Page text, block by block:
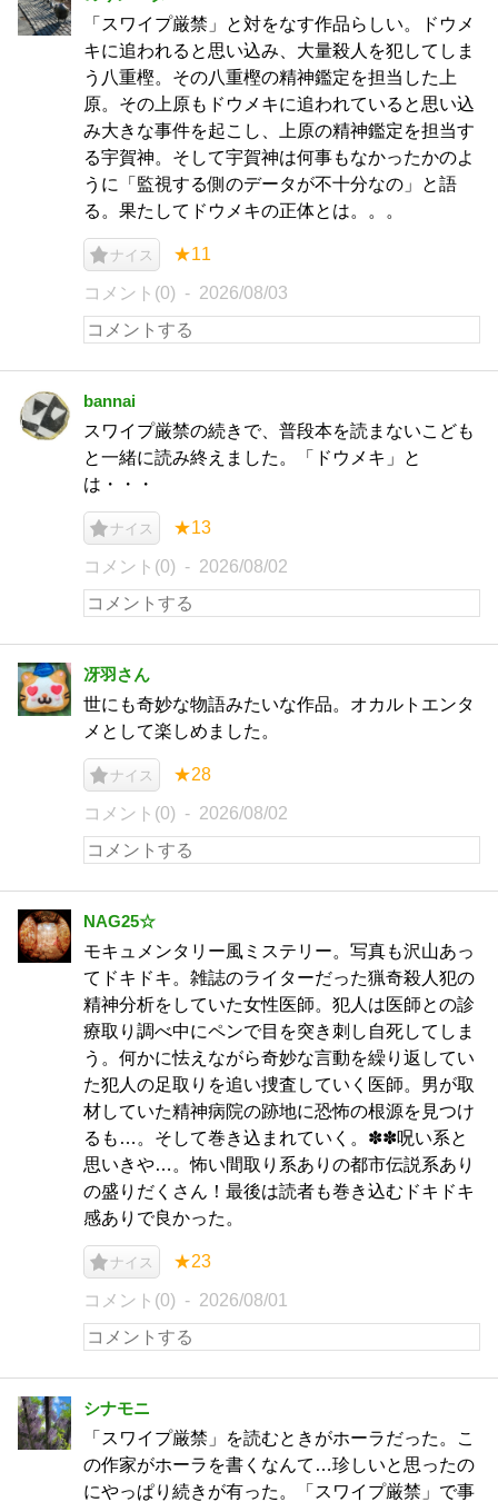
「スワイプ厳禁」と対をなす作品らしい。ドウメ
キに追われると思い込み、大量殺人を犯してしま
う八重樫。その八重樫の精神鑑定を担当した上
原。その上原もドウメキに追われていると思い込
み大きな事件を起こし、上原の精神鑑定を担当す
る宇賀神。そして宇賀神は何事もなかったかのよ
うに「監視する側のデータが不十分なの」と語
る。果たしてドウメキの正体とは。。。
ナイス ★11
コメント(0) 2026/08/03
bannai
スワイプ厳禁の続きで、普段本を読まないこども
と一緒に読み終えました。「ドウメキ」と
は・・・
ナイス ★13
コメント(0) 2026/08/02
冴羽さん
世にも奇妙な物語みたいな作品。オカルトエンタ
メとして楽しめました。
ナイス ★28
コメント(0) 2026/08/02
NAG25☆
モキュメンタリー風ミステリー。写真も沢山あっ
てドキドキ。雑誌のライターだった猟奇殺人犯の
精神分析をしていた女性医師。犯人は医師との診
療取り調べ中にペンで目を突き刺し自死してしま
う。何かに怯えながら奇妙な言動を繰り返してい
た犯人の足取りを追い捜査していく医師。男が取
材していた精神病院の跡地に恐怖の根源を見つけ
るも…。そして巻き込まれていく。✽✽呪い系と
思いきや…。怖い間取り系ありの都市伝説系あり
の盛りだくさん！最後は読者も巻き込むドキドキ
感ありで良かった。
ナイス ★23
コメント(0) 2026/08/01
シナモニ
「スワイプ厳禁」を読むときがホーラだった。こ
の作家がホーラを書くなんて…珍しいと思ったの
にやっぱり続きが有った。「スワイプ厳禁」で事